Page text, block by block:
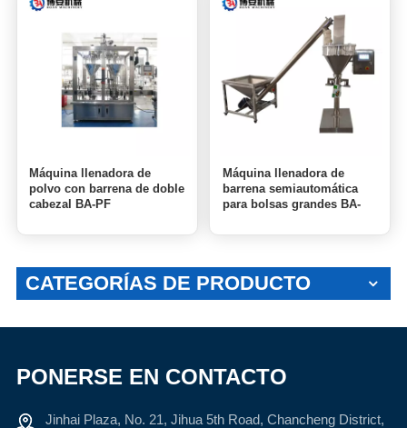
Máquina llenadora de
polvo con barrena de doble
cabezal BA-PF
Máquina llenadora de
barrena semiautomática
para bolsas grandes BA-
CATEGORÍAS DE PRODUCTO
PONERSE EN CONTACTO
Jinhai Plaza, No. 21, Jihua 5th Road, Chancheng District,